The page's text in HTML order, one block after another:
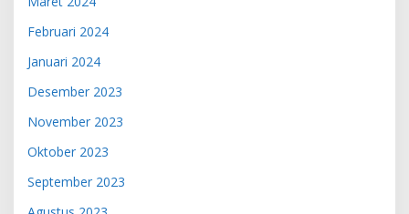
Februari 2024
Januari 2024
Desember 2023
November 2023
Oktober 2023
September 2023